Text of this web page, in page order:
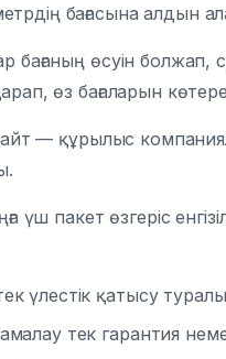
бағасына алдын
бағаның өсуін болжап,
өз бағаларын
— құрылыс
үш пакет өзгеріс
үлестік қатысу
тек гарантия